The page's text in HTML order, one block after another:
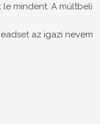
mindent. A múltbeli
az igazi nevem